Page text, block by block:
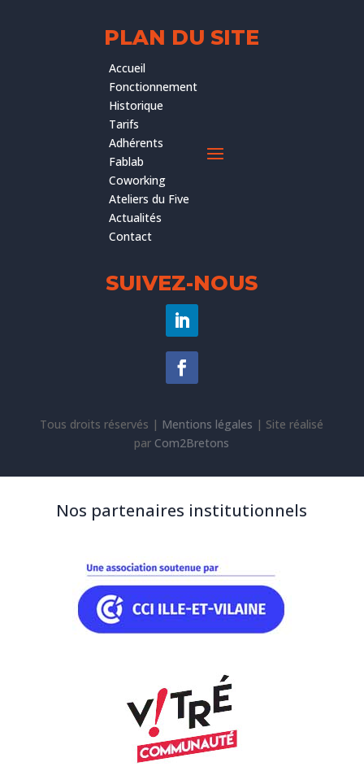
PLAN DU SITE
Accueil
Fonctionnement
Historique
Tarifs
Adhérents
Fablab
Coworking
Ateliers du Five
Actualités
Contact
SUIVEZ-NOUS
Tous droits réservés | Mentions légales | Site réalisé
par Com2Bretons
Nos partenaires institutionnels